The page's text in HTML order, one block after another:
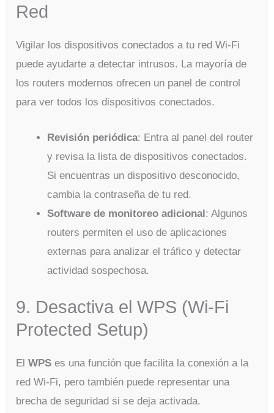
Red
Vigilar los dispositivos conectados a tu red Wi-Fi
puede ayudarte a detectar intrusos. La mayoría de
los routers modernos ofrecen un panel de control
para ver todos los dispositivos conectados.
Revisión periódica: Entra al panel del router
y revisa la lista de dispositivos conectados.
Si encuentras un dispositivo desconocido,
cambia la contraseña de tu red.
Software de monitoreo adicional : Algunos
routers permiten el uso de aplicaciones
externas para analizar el tráfico y detectar
actividad sospechosa.
9. Desactiva el WPS (Wi-Fi
Protected Setup)
ElWPS es una función que facilita la conexión a la
red Wi-Fi, pero también puede representar una
brecha de seguridad si se deja activada.